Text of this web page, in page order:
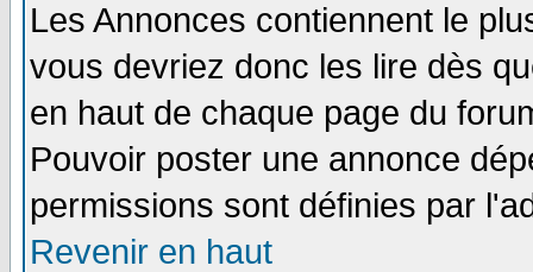
Les Annonces contiennent le
vous devriez donc les lire dès
en haut de chaque page du
Pouvoir poster une annonce
permissions sont définies par
Revenir en haut